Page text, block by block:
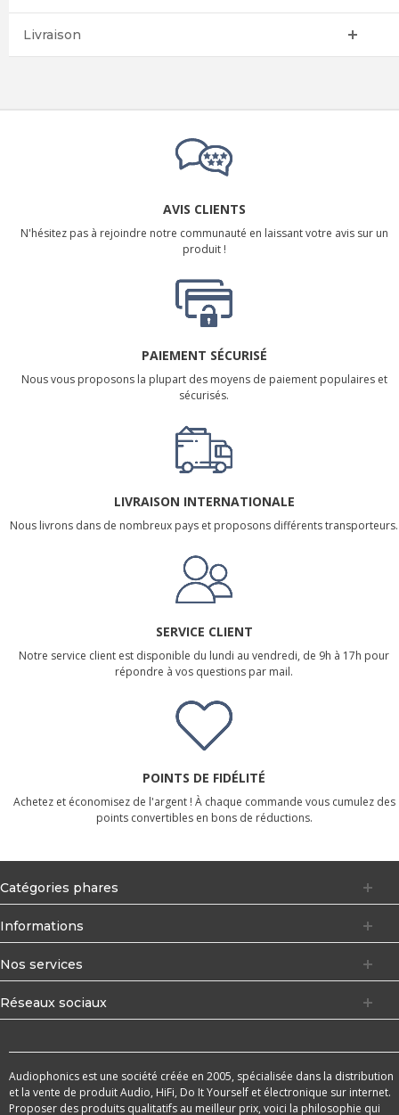
Livraison
AVIS CLIENTS
N'hésitez pas à rejoindre notre communauté en laissant votre avis sur un
produit !
PAIEMENT SÉCURISÉ
Nous vous proposons la plupart des moyens de paiement populaires et
sécurisés.
LIVRAISON INTERNATIONALE
Nous livrons dans de nombreux pays et proposons différents transporteurs.
SERVICE CLIENT
Notre service client est disponible du lundi au vendredi, de 9h à 17h pour
répondre à vos questions par mail.
POINTS DE FIDÉLITÉ
Achetez et économisez de l'argent ! À chaque commande vous cumulez des
points convertibles en bons de réductions.
Catégories phares
Informations
Nos services
Réseaux sociaux
Audiophonics est une société créée en 2005, spécialisée dans la distribution
et la vente de produit Audio, HiFi, Do It Yourself et électronique sur internet.
Proposer des produits qualitatifs au meilleur prix, voici la philosophie qui